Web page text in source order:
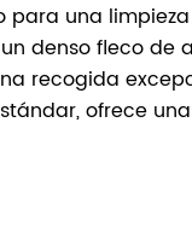
una
denso fleco de
recogida
ofrece